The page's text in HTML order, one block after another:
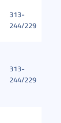
313-
244/229
313-
244/229